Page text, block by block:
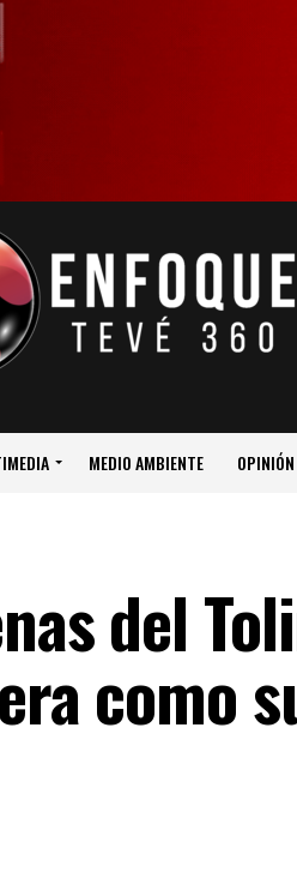
MEDIO AMBIENTE OPINIÓN
del
como